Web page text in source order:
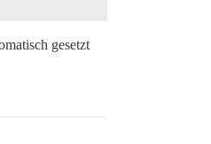
gesetzt